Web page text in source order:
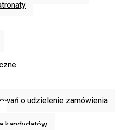
o udzielenie zamówienia
kandydatów